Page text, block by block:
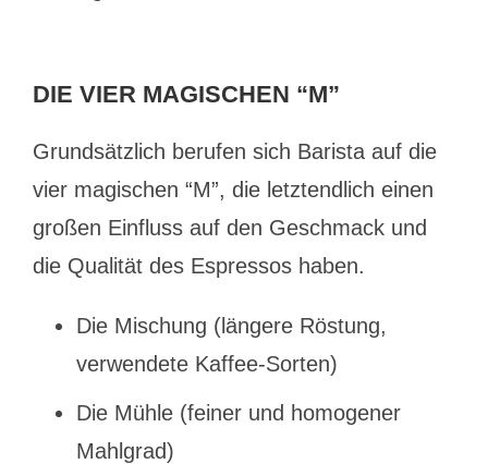
DIE VIER MAGISCHEN “M”
Grundsätzlich berufen sich Barista auf die
vier magischen “M”, die letztendlich einen
großen Einfluss auf den Geschmack und
die Qualität des Espressos haben.
Die Mischung (längere Röstung,
verwendete Kaffee-Sorten)
Die Mühle (feiner und homogener
Mahlgrad)